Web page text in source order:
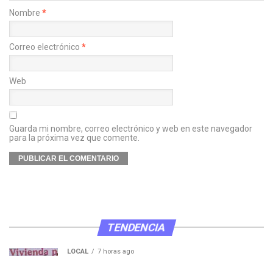
Nombre *
Correo electrónico *
Web
Guarda mi nombre, correo electrónico y web en este navegador
para la próxima vez que comente.
TENDENCIA
LOCAL 7 horas ago